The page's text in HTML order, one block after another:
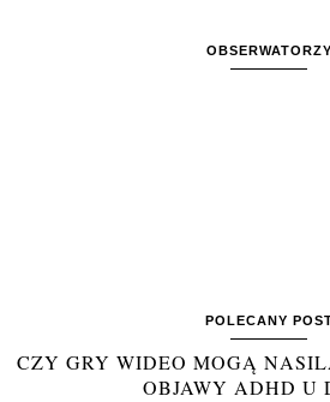
OBSERWATORZY
POLECANY
CZY GRY WIDEO MOGĄ
OBJAWY ADHD U